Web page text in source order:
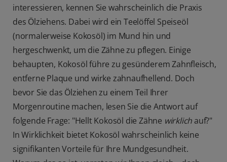
interessieren, kennen Sie wahrscheinlich die Praxis
des Ölziehens. Dabei wird ein Teelöffel Speiseöl
(normalerweise Kokosöl) im Mund hin und
hergeschwenkt, um die Zähne zu pflegen. Einige
behaupten, Kokosöl führe zu gesünderem Zahnfleisch,
entferne Plaque und wirke zahnaufhellend. Doch
bevor Sie das Ölziehen zu einem Teil Ihrer
Morgenroutine machen, lesen Sie die Antwort auf
folgende Frage: "Hellt Kokosöl die Zähne wirklichauf?"
In Wirklichkeit bietet Kokosöl wahrscheinlich keine
signifikanten Vorteile für Ihre Mundgesundheit.